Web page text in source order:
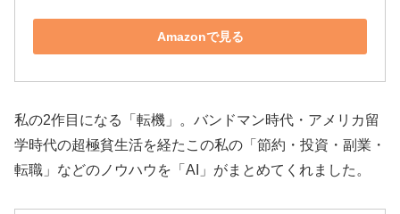
Amazonで見る
私の2作目になる「転機」。バンドマン時代・アメリカ留
学時代の超極貧生活を経たこの私の「節約・投資・副業・
転職」などのノウハウを「AI」がまとめてくれました。